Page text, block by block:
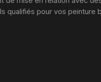
qualifiés pour vos peinture